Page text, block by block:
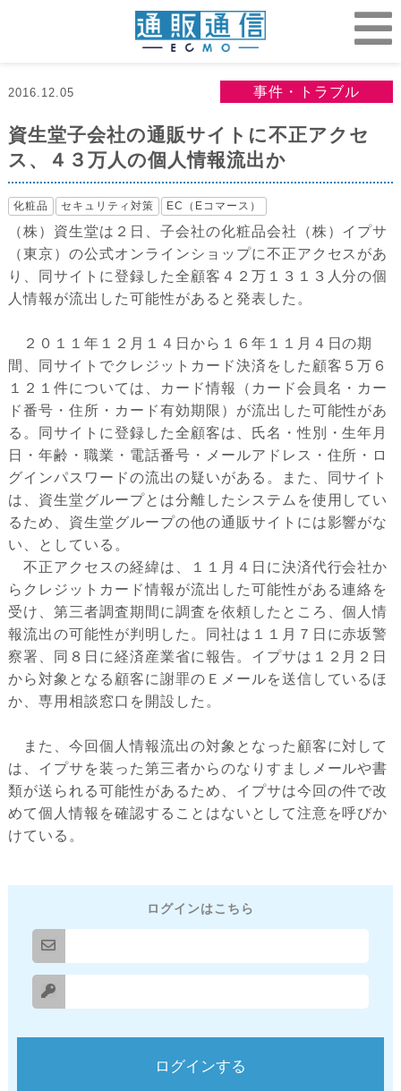
2016.12.05 事件・トラブル
資生堂子会社の通販サイトに不正アクセ
ス、４３万人の個人情報流出か
化粧品 セキュリティ対策 EC（Eコマース）
（株）資生堂は２日、子会社の化粧品会社（株）イプサ
（東京）の公式オンラインショップに不正アクセスがあ
り、同サイトに登録した全顧客４２万１３１３人分の個
人情報が流出した可能性があると発表した。
２０１１年１２月１４日から１６年１１月４日の期
間、同サイトでクレジットカード決済をした顧客５万６
１２１件については、カード情報（カード会員名・カー
ド番号・住所・カード有効期限）が流出した可能性があ
る。同サイトに登録した全顧客は、氏名・性別・生年月
日・年齢・職業・電話番号・メールアドレス・住所・ロ
グインパスワードの流出の疑いがある。また、同サイト
は、資生堂グループとは分離したシステムを使用してい
るため、資生堂グループの他の通販サイトには影響がな
い、としている。
不正アクセスの経緯は、１１月４日に決済代行会社か
らクレジットカード情報が流出した可能性がある連絡を
受け、第三者調査期間に調査を依頼したところ、個人情
報流出の可能性が判明した。同社は１１月７日に赤坂警
察署、同８日に経済産業省に報告。イプサは１２月２日
から対象となる顧客に謝罪のＥメールを送信しているほ
か、専用相談窓口を開設した。
また、今回個人情報流出の対象となった顧客に対して
は、イプサを装った第三者からのなりすましメールや書
類が送られる可能性があるため、イプサは今回の件で改
めて個人情報を確認することはないとして注意を呼びか
けている。
ログインはこちら